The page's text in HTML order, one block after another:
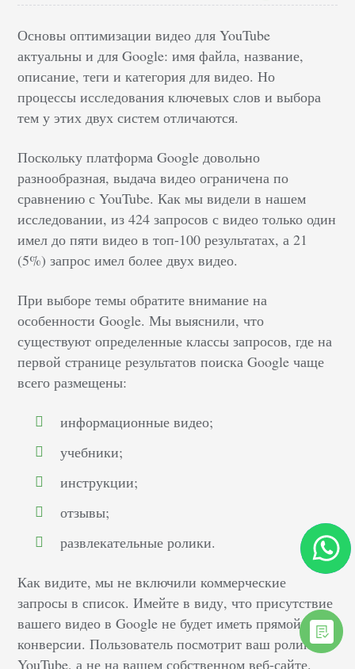
Основы оптимизации видео для YouTube
актуальны и для Google: имя файла, название,
описание, теги и категория для видео. Но
процессы исследования ключевых слов и выбора
тем у этих двух систем отличаются.
Поскольку платформа Google довольно
разнообразная, выдача видео ограничена по
сравнению с YouTube. Как мы видели в нашем
исследовании, из 424 запросов с видео только один
имел до пяти видео в топ-100 результатах, а 21
(5%) запрос имел более двух видео.
При выборе темы обратите внимание на
особенности Google. Мы выяснили, что
существуют определенные классы запросов, где на
первой странице результатов поиска Google чаще
всего размещены:
информационные видео;
учебники;
инструкции;
отзывы;
развлекательные ролики.
Как видите, мы не включили коммерческие
запросы в список. Имейте в виду, что присутствие
вашего видео в Google не будет иметь прямой
конверсии. Пользователь посмотрит ваш ролик на
YouTube, а не на вашем собственном веб-сайте.